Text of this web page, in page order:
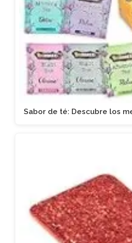
Sabor de té: Descubre los